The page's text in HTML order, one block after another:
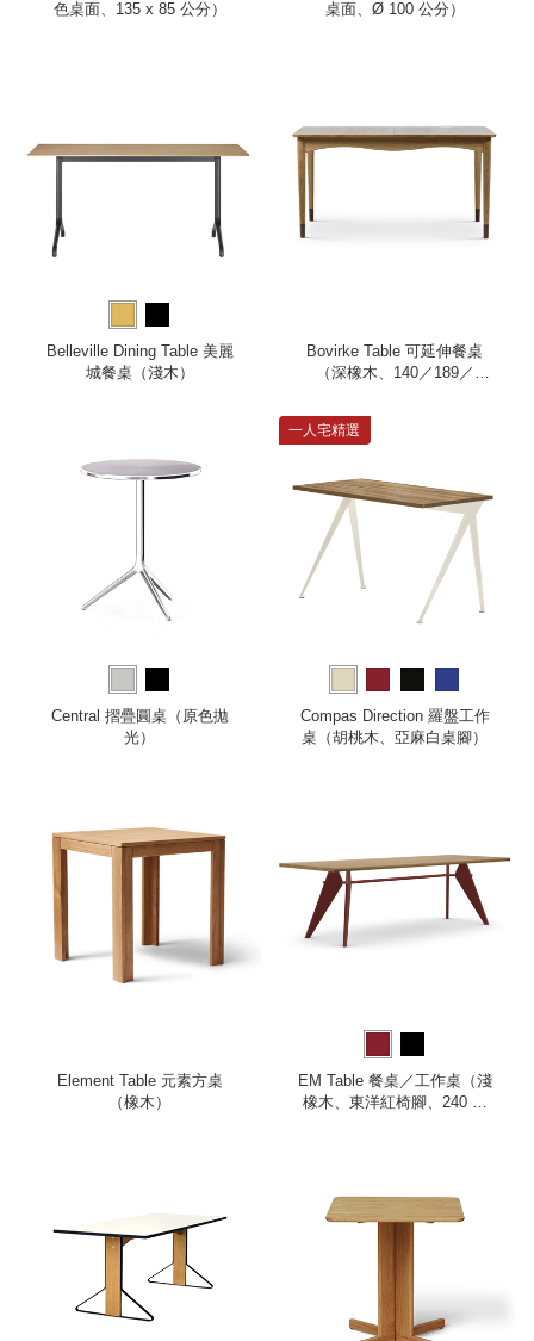
色桌面、135 x 85 公分） 桌面、Ø 100 公分）
Belleville Dining Table 美麗
城餐桌（淺木）
Bovirke Table 可延伸餐桌
（深橡木、140／189／
Central 摺疊圓桌（原色拋
光）
一人宅精選
Compas Direction 羅盤工作
桌（胡桃木、亞麻白桌腳）
Element Table 元素方桌
（橡木）
EM Table 餐桌／工作桌（淺
橡木、東洋紅椅腳、240 公